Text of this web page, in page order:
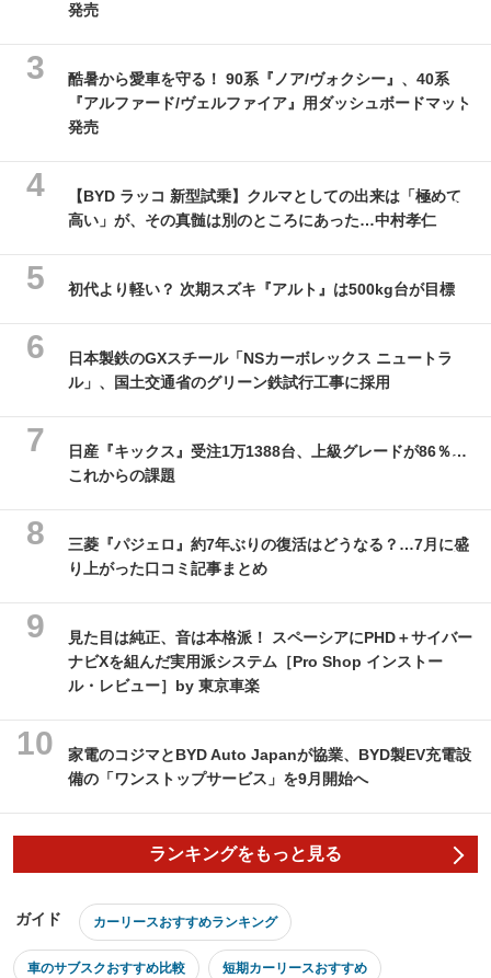
発売
酷暑から愛車を守る！ 90系『ノア/ヴォクシー』、40系
『アルファード/ヴェルファイア』用ダッシュボードマット
発売
【BYD ラッコ 新型試乗】クルマとしての出来は「極めて
高い」が、その真髄は別のところにあった…中村孝仁
初代より軽い？ 次期スズキ『アルト』は500kg台が目標
日本製鉄のGXスチール「NSカーボレックス ニュートラ
ル」、国土交通省のグリーン鉄試行工事に採用
日産『キックス』受注1万1388台、上級グレードが86％…
これからの課題
三菱『パジェロ』約7年ぶりの復活はどうなる？…7月に盛
り上がった口コミ記事まとめ
見た目は純正、音は本格派！ スペーシアにPHD＋サイバー
ナビXを組んだ実用派システム［Pro Shop インストー
ル・レビュー］by 東京車楽
家電のコジマとBYD Auto Japanが協業、BYD製EV充電設
備の「ワンストップサービス」を9月開始へ
ランキングをもっと見る
ガイド カーリースおすすめランキング
車のサブスクおすすめ比較 短期カーリースおすすめ